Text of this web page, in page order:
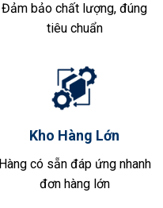
Đảm bảo chất lượng, đúng
tiêu chuẩn
Kho Hàng Lớn
Hàng có sẵn đáp ứng nhanh
đơn hàng lớn